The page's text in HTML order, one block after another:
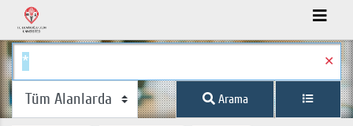
✕
Arama